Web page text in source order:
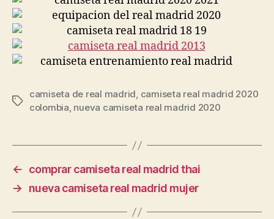
Etiquetas
camiseta de real madrid, camiseta real madrid 2020
colombia, nueva camiseta real madrid 2020
←
comprar camiseta real madrid thai
→
nueva camiseta real madrid mujer